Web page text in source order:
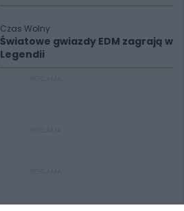
Czas Wolny
Światowe gwiazdy EDM zagrają w
Legendii